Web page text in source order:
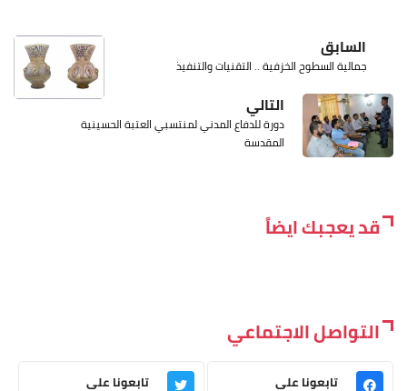
السابق
جمالية السطوح الخزفية .. التقنيات والتنفيذ
التالي
دورة للدفاع المدني لمنتسبي العتبة الحسينية
المقدسة
قد يعجبك ايضاً
التواصل الاجتماعي
تابعونا على تابعونا على